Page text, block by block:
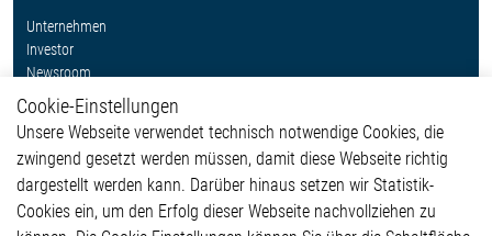
Unternehmen
Investor
Newsroom
Weitere Links
Glossar
Kontakt
Hinweisgeberschutzsystem
Cookie-Einstellungen
Unsere Webseite verwendet technisch notwendige Cookies, die
zwingend gesetzt werden müssen, damit diese Webseite richtig
dargestellt werden kann. Darüber hinaus setzen wir Statistik-
Cookies ein, um den Erfolg dieser Webseite nachvollziehen zu